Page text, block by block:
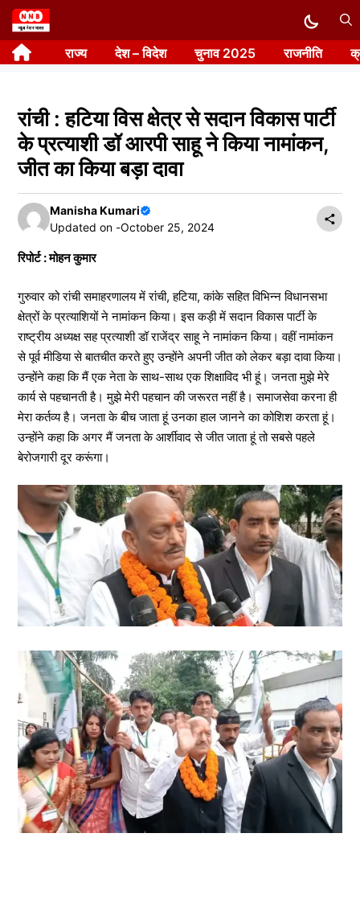
Skip
to
content राज्य देश – विदेश चुनाव 2025 राजनीति
रांची : हटिया विस क्षेत्र से सदान विकास पार्टी
के प्रत्याशी डॉ आरपी साहू ने किया नामांकन,
जीत का किया बड़ा दावा
Manisha Kumari
Updated on -October 25, 2024
रिपोर्ट : मोहन कुमार
गुरुवार को रांची समाहरणालय में रांची, हटिया, कांके सहित विभिन्न विधानसभा
क्षेत्रों के प्रत्याशियों ने नामांकन किया। इस कड़ी में सदान विकास पार्टी के
राष्ट्रीय अध्यक्ष सह प्रत्याशी डॉ राजेंद्र साहू ने नामांकन किया। वहीं नामांकन
से पूर्व मीडिया से बातचीत करते हुए उन्होंने अपनी जीत को लेकर बड़ा दावा किया।
उन्होंने कहा कि मैं एक नेता के साथ-साथ एक शिक्षाविद भी हूं। जनता मुझे मेरे
कार्य से पहचानती है। मुझे मेरी पहचान की जरूरत नहीं है। समाजसेवा करना ही
मेरा कर्तव्य है। जनता के बीच जाता हूं उनका हाल जानने का कोशिश करता हूं।
उन्होंने कहा कि अगर मैं जनता के आर्शीवाद से जीत जाता हूं तो सबसे पहले
बेरोजगारी दूर करूंगा।